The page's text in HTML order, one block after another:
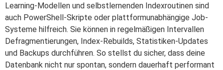
Learning-Modellen und selbstlernenden Indexroutinen sind
auch PowerShell-Skripte oder plattformunabhängige Job-
Systeme hilfreich. Sie können in regelmäßigen Intervallen
Defragmentierungen, Index-Rebuilds, Statistiken-Updates
und Backups durchführen. So stellst du sicher, dass deine
Datenbank nicht nur spontan, sondern dauerhaft performant